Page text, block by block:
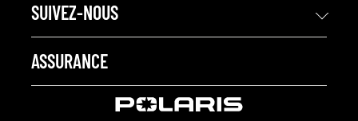
SUIVEZ-NOUS
ASSURANCE